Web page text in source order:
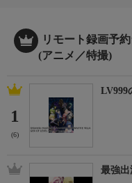
リモート録画予
(アニメ／特撮)
1
(6)
LV999
最強